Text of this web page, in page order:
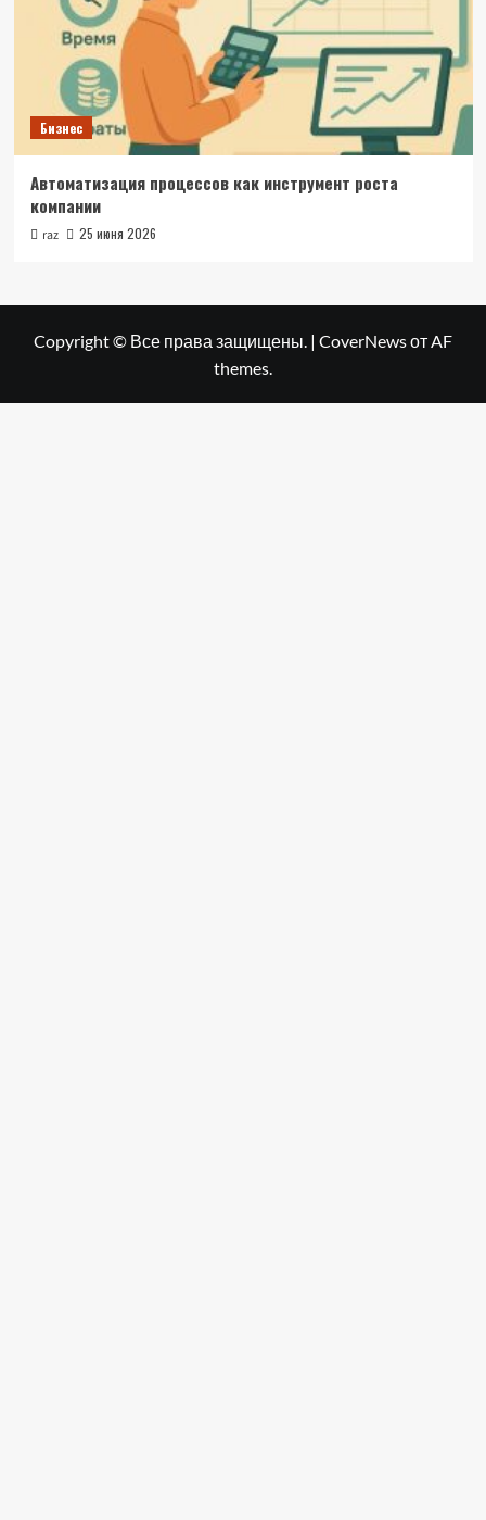
Бизнес
Автоматизация процессов как инструмент роста
компании
raz 25 июня 2026
Copyright © Все права защищены. | CoverNewsот AF
themes.